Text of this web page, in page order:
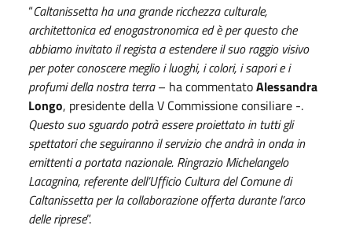
“Caltanissetta ha una grande ricchezza culturale,
architettonica ed enogastronomica ed è per questo che
abbiamo invitato il regista a estendere il suo raggio visivo
per poter conoscere meglio i luoghi, i colori, i sapori e i
profumi della nostra terra– ha commentatoAlessandra
Longo, presidente della V Commissione consiliare -.
Questo suo sguardo potrà essere proiettato in tutti gli
spettatori che seguiranno il servizio che andrà in onda in
emittenti a portata nazionale. Ringrazio Michelangelo
Lacagnina, referente dell’Ufficio Cultura del Comune di
Caltanissetta per la collaborazione offerta durante l’arco
delle riprese”.